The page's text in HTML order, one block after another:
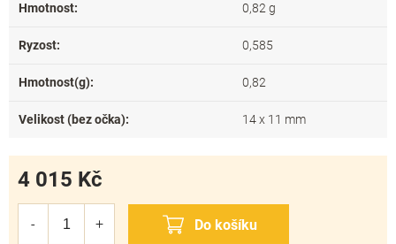
4 015 Kč
Hmotnost: 0,82 g
Ryzost: 0,585
Hmotnost(g): 0,82
Velikost (bez očka): 14 x 11 mm